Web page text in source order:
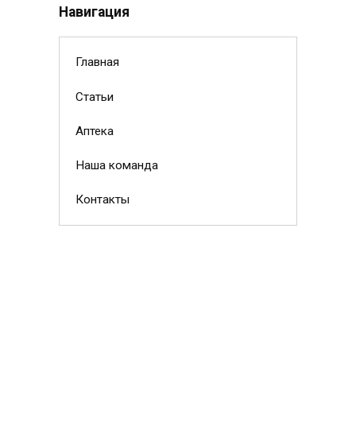
Навигация
Главная
Статьи
Аптека
Наша команда
Контакты